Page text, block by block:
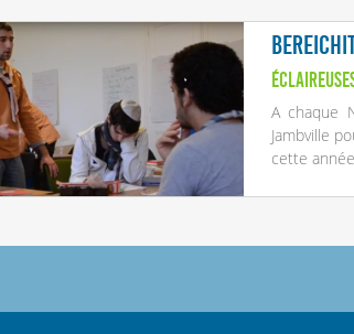
A chaque
Jambville
cette